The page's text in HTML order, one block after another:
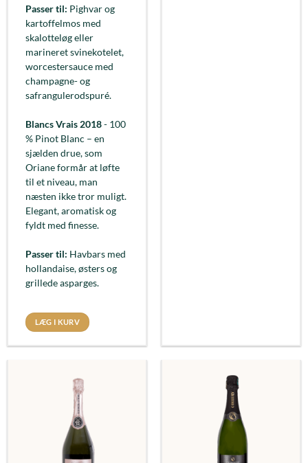
Passer til: Pighvar og
kartoffelmos med
skalotteløg eller
marineret svinekotelet,
worcestersauce med
champagne- og
safrangulerodspuré.
Blancs Vrais 2018- 100
% Pinot Blanc – en
sjælden drue, som
Oriane formår at løfte
til et niveau, man
næsten ikke tror muligt.
Elegant, aromatisk og
fyldt med finesse.
Passer til: Havbars med
hollandaise, østers og
grillede asparges.
LÆG I KURV